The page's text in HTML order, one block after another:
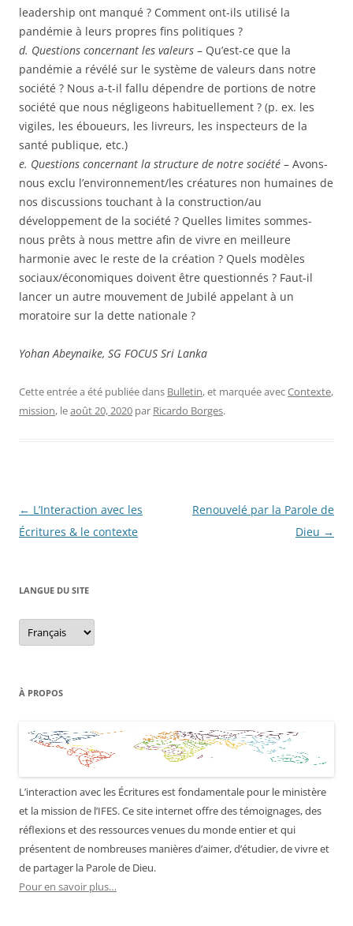
leadership ont manqué ? Comment ont-ils utilisé la
pandémie à leurs propres fins politiques ?
d. Questions concernant les valeurs – Qu’est-ce que la
pandémie a révélé sur le système de valeurs dans notre
société ? Nous a-t-il fallu dépendre de portions de notre
société que nous négligeons habituellement ? (p. ex. les
vigiles, les éboueurs, les livreurs, les inspecteurs de la
santé publique, etc.)
e. Questions concernant la structure de notre société – Avons-
nous exclu l’environnement/les créatures non humaines de
nos discussions touchant à la construction/au
développement de la société ? Quelles limites sommes-
nous prêts à nous mettre afin de vivre en meilleure
harmonie avec le reste de la création ? Quels modèles
sociaux/économiques doivent être questionnés ? Faut-il
lancer un autre mouvement de Jubilé appelant à un
moratoire sur la dette nationale ?
Yohan Abeynaike, SG FOCUS Sri Lanka
Cette entrée a été publiée dans Bulletin, et marquée avecContexte,
mission, leaoût 20, 2020 par Ricardo Borges.
Navigation
des
← L’Interaction avec les
Écritures & le contexte
Renouvelé par la Parole de
Dieu →
LANGUE DU SITE
Langue
du
site
À PROPOS
L’interaction avec les Écritures est fondamentale pour le ministère
et la mission de l’IFES. Ce site internet offre des témoignages, des
réflexions et des ressources venues du monde entier et qui
présentent de nombreuses manières d’aimer, d’étudier, de vivre et
de partager la Parole de Dieu.
Pour en savoir plus…